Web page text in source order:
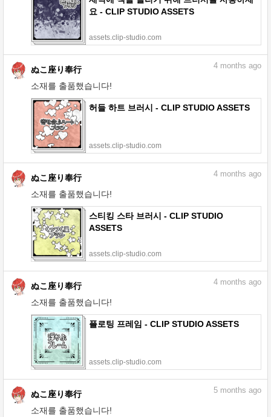
요 - CLIP STUDIO ASSETS
assets.clip-studio.com
ぬこ座り奉行
소재를 출품했습니다!
4 months ago
허들 하트 브러시 - CLIP STUDIO ASSETS
assets.clip-studio.com
ぬこ座り奉行
소재를 출품했습니다!
4 months ago
스티킹 스타 브러시 - CLIP STUDIO
ASSETS
assets.clip-studio.com
ぬこ座り奉行
소재를 출품했습니다!
4 months ago
플로팅 프레임 - CLIP STUDIO ASSETS
assets.clip-studio.com
ぬこ座り奉行
소재를 출품했습니다!
5 months ago